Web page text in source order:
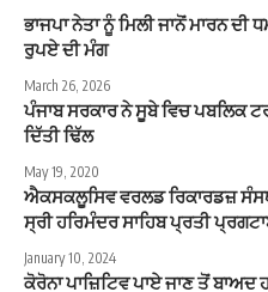
ਭਾਜਪਾ ਨੇਤਾ ਨੂੰ ਮਿਲੀ ਜਾਨੋਂ ਮਾਰਨ ਦੀ
ਰੁਪਏ ਦੀ ਮੰਗ
March 26, 2026
ਪੰਜਾਬ ਸਰਕਾਰ ਨੇ ਸੂਬੇ ਵਿਚ ਪਬਲਿਕ
ਦਿੱਤੀ ਢਿੱਲ
May 19, 2020
ਐਕਸਕਲੂਸਿਵ ਵਰਲਡ ਰਿਕਾਰਡਜ਼
ਸ੍ਰੀ ਹਰਿਮੰਦਰ ਸਾਹਿਬ ਪ੍ਰਤੀ
January 10, 2024
ਕੋਰੋਨਾ ਪਾਜ਼ਿਟਿਵ ਪਾਏ ਜਾਣ ਤੋਂ ਬਾਅਦ